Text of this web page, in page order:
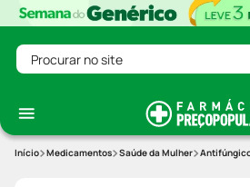
Procurar no site
Medicamentos Saúde da Mulher